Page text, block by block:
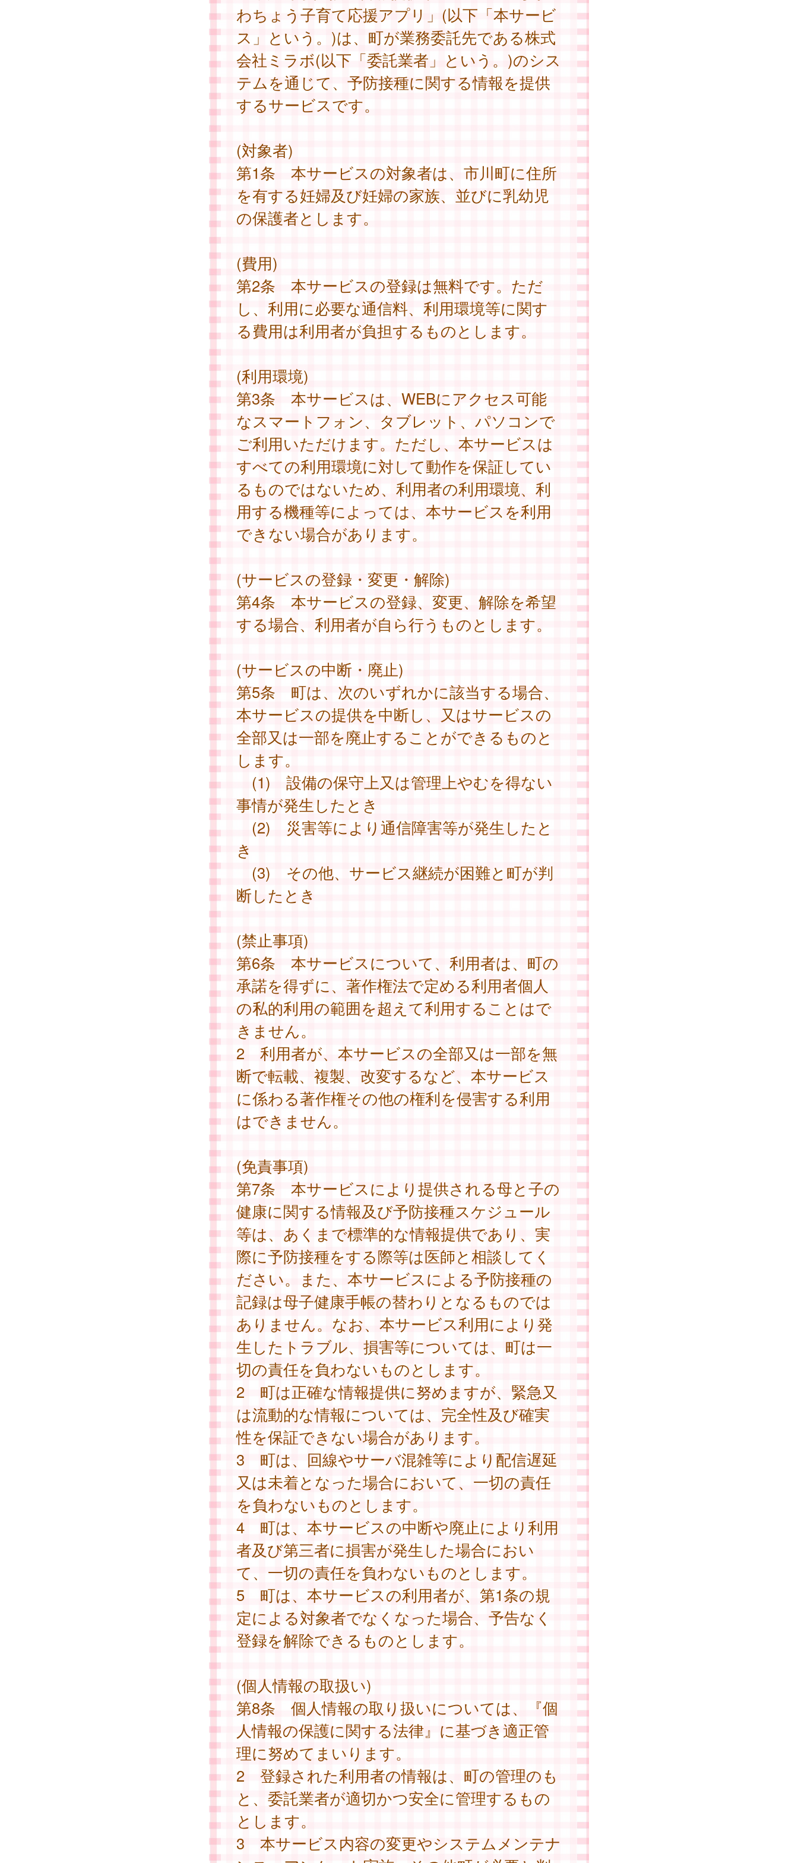
わちょう子育て応援アプリ」(以下「本サービ
ス」という。)は、町が業務委託先である株式
会社ミラボ(以下「委託業者」という。)のシス
テムを通じて、予防接種に関する情報を提供
するサービスです。
(対象者)
第1条 本サービスの対象者は、市川町に住所
を有する妊婦及び妊婦の家族、並びに乳幼児
の保護者とします。
(費用)
第2条 本サービスの登録は無料です。ただ
し、利用に必要な通信料、利用環境等に関す
る費用は利用者が負担するものとします。
(利用環境)
第3条 本サービスは、WEBにアクセス可能
なスマートフォン、タブレット、パソコンで
ご利用いただけます。ただし、本サービスは
すべての利用環境に対して動作を保証してい
るものではないため、利用者の利用環境、利
用する機種等によっては、本サービスを利用
できない場合があります。
(サービスの登録・変更・解除)
第4条 本サービスの登録、変更、解除を希望
する場合、利用者が自ら行うものとします。
(サービスの中断・廃止)
第5条 町は、次のいずれかに該当する場合、
本サービスの提供を中断し、又はサービスの
全部又は一部を廃止することができるものと
します。
(1) 設備の保守上又は管理上やむを得ない
事情が発生したとき
(2) 災害等により通信障害等が発生したと
き
(3) その他、サービス継続が困難と町が判
断したとき
(禁止事項)
第6条 本サービスについて、利用者は、町の
承諾を得ずに、著作権法で定める利用者個人
の私的利用の範囲を超えて利用することはで
きません。
2 利用者が、本サービスの全部又は一部を無
断で転載、複製、改変するなど、本サービス
に係わる著作権その他の権利を侵害する利用
はできません。
(免責事項)
第7条 本サービスにより提供される母と子の
健康に関する情報及び予防接種スケジュール
等は、あくまで標準的な情報提供であり、実
際に予防接種をする際等は医師と相談してく
ださい。また、本サービスによる予防接種の
記録は母子健康手帳の替わりとなるものでは
ありません。なお、本サービス利用により発
生したトラブル、損害等については、町は一
切の責任を負わないものとします。
2 町は正確な情報提供に努めますが、緊急又
は流動的な情報については、完全性及び確実
性を保証できない場合があります。
3 町は、回線やサーバ混雑等により配信遅延
又は未着となった場合において、一切の責任
を負わないものとします。
4 町は、本サービスの中断や廃止により利用
者及び第三者に損害が発生した場合におい
て、一切の責任を負わないものとします。
5 町は、本サービスの利用者が、第1条の規
定による対象者でなくなった場合、予告なく
登録を解除できるものとします。
(個人情報の取扱い)
第8条 個人情報の取り扱いについては、『個
人情報の保護に関する法律』に基づき適正管
理に努めてまいります。
2 登録された利用者の情報は、町の管理のも
と、委託業者が適切かつ安全に管理するもの
とします。
3 本サービス内容の変更やシステムメンテナ